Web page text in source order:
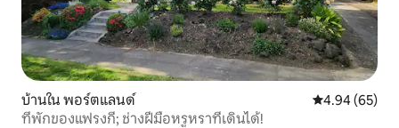
บ้านใน พอร์ตแลนด์ คะแนนเฉลี่ย
4.94 (65)
ที่พักของแฟรงกี้; ช่างฝีมือหรูหราที่เดินได้!